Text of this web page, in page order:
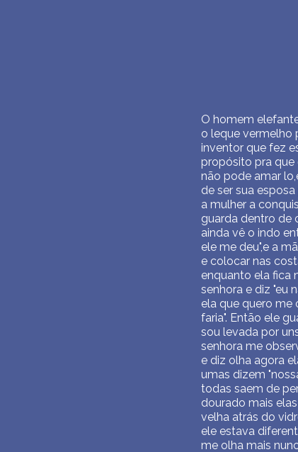
O homem
o leque vermelho
inventor que fez
propósito pra que
não pode amar
de ser sua
a mulher a
guarda dentro de
ainda vê o indo
ele me deu",e a
e colocar nas
enquanto ela fica
senhora e diz "eu
ela que quero me
faria". Então ele
sou levada por
senhora me
e diz olha agora
umas dizem
todas saem de
dourado mais
velha atrás do
ele estava
me olha mais